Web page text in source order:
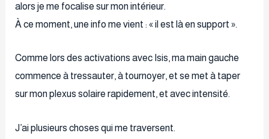
alors je me focalise sur mon intérieur.
À ce moment, une info me vient : « il est là en support ».
Comme lors des activations avec Isis, ma main gauche
commence à tressauter, à tournoyer, et se met à taper
sur mon plexus solaire rapidement, et avec intensité.
J’ai plusieurs choses qui me traversent.